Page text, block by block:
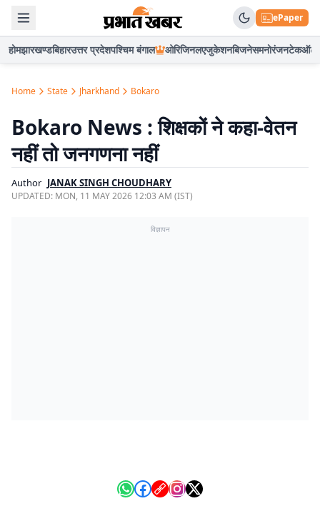
ePaper
होमझारखण्डबिहारउत्तर प्रदेशपश्चिम बंगाल ओरिजिनलएजुकेशनबिजनेसमनोरंजनटेकऑटो
Home State Jharkhand Bokaro
Bokaro News : शिक्षकों ने कहा-वेतन
नहीं तो जनगणना नहीं
Author JANAK SINGH CHOUDHARY
UPDATED: MON, 11 MAY 2026 12:03 AM (IST)
विज्ञापन